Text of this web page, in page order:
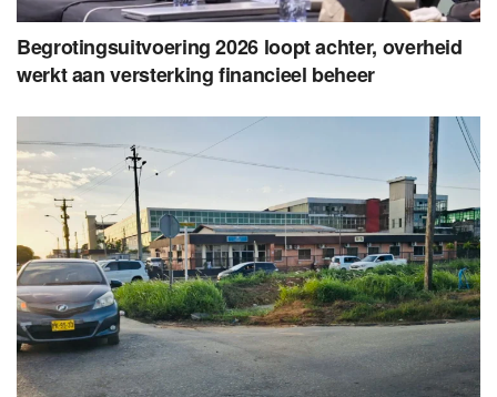
Begrotingsuitvoering 2026 loopt achter, overheid
werkt aan versterking financieel beheer